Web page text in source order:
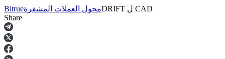
العقود الآجلة
Bitrueمحول العملات المشفرةDRIFT ل CAD
Share